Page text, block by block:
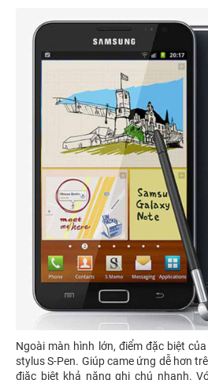
Ngoài màn hình lớn, điểm đặc biệt
stylus S-Pen. Giúp came ứng dễ hơn
đjăc biệt khả năng ghi chú nhanh.